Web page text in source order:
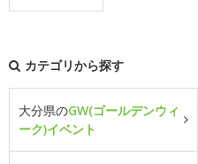
カテゴリから探す
大分県のGW(ゴールデンウィ
ーク)イベント